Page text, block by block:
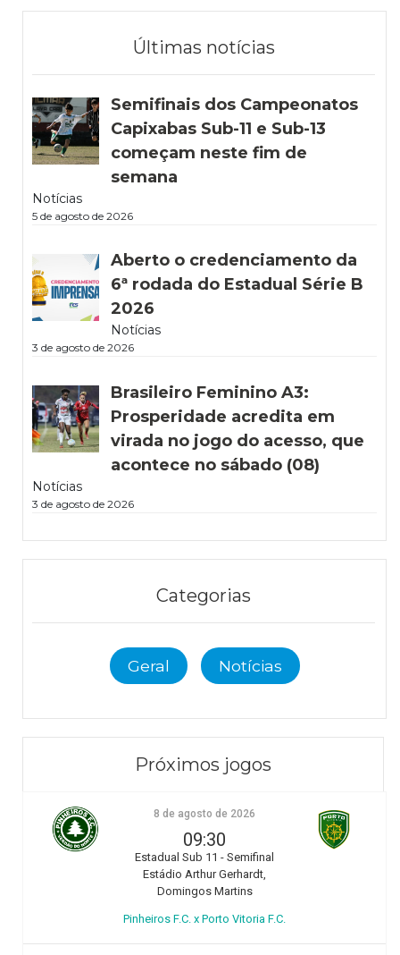
Últimas notícias
Semifinais dos Campeonatos
Capixabas Sub-11 e Sub-13
começam neste fim de
semana
Notícias
5 de agosto de 2026
Aberto o credenciamento da
6ª rodada do Estadual Série B
2026
Notícias
3 de agosto de 2026
Brasileiro Feminino A3:
Prosperidade acredita em
virada no jogo do acesso, que
acontece no sábado (08)
Notícias
3 de agosto de 2026
Categorias
Geral Notícias
Próximos jogos
8 de agosto de 2026
09:30
Estadual Sub 11 - Semifinal
Estádio Arthur Gerhardt,
Domingos Martins
Pinheiros F.C. x Porto Vitoria F.C.